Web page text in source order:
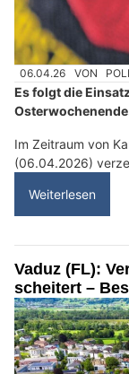
06.04.26 VON
Es folgt die
Im Zeitraum von
(06.04.2026)
Weiterlesen
Vaduz (FL):
scheitert –